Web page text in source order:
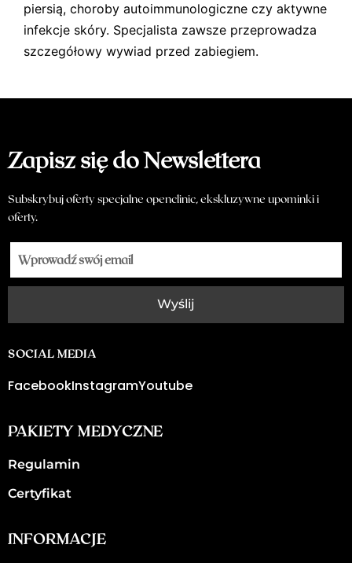
piersią, choroby autoimmunologiczne czy aktywne
infekcje skóry. Specjalista zawsze przeprowadza
szczegółowy wywiad przed zabiegiem.
Zapisz się do Newslettera
Subskrybuj oferty specjalne openclinic, ekskluzywne upominki i
oferty.
Wyślij
SOCIAL MEDIA
FacebookInstagramYoutube
PAKIETY MEDYCZNE
Regulamin
Certyfikat
INFORMACJE